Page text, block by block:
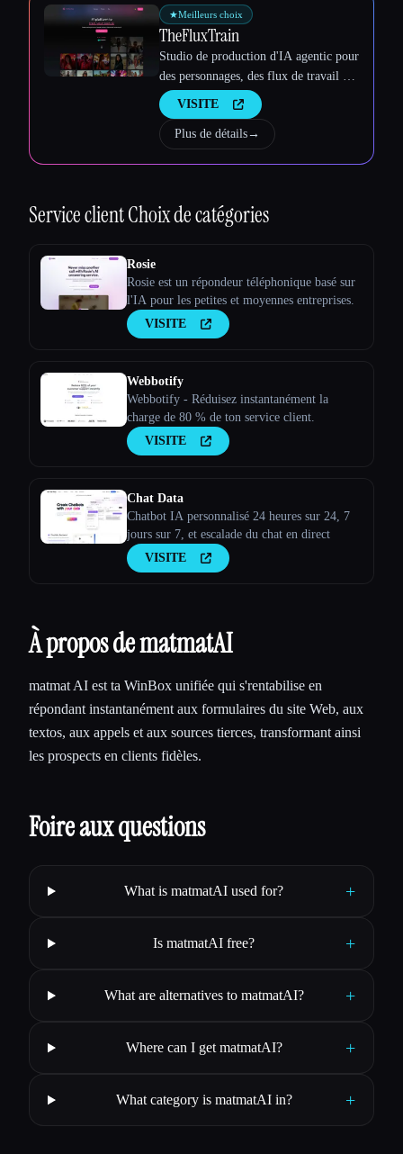
★Meilleurs choix
TheFluxTrain
Studio de production d'IA agentic pour
des personnages, des flux de travail et
des vidéos cohérents
VISITE
Plus de détails→
Service clientChoix de catégories
Rosie
Rosie est un répondeur téléphonique basé sur
l'IA pour les petites et moyennes entreprises.
VISITE
Webbotify
Webbotify - Réduisez instantanément la
charge de 80 % de ton service client.
VISITE
Chat Data
Chatbot IA personnalisé 24 heures sur 24, 7
jours sur 7, et escalade du chat en direct
VISITE
À propos de matmatAI
matmat AI est ta WinBox unifiée qui s'rentabilise en
répondant instantanément aux formulaires du site Web, aux
textos, aux appels et aux sources tierces, transformant ainsi
les prospects en clients fidèles.
Foire aux questions
What is matmatAI used for? +
Is matmatAI free? +
What are alternatives to matmatAI? +
Where can I get matmatAI? +
What category is matmatAI in? +